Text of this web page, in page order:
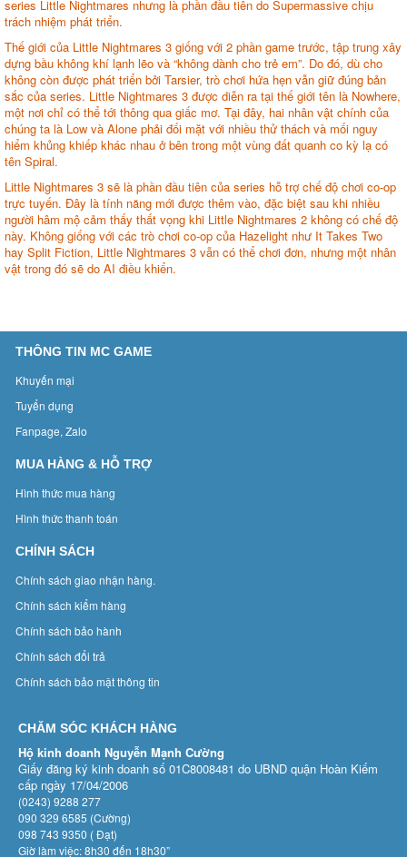
series Little Nightmares nhưng là phần đầu tiên do Supermassive chịu
trách nhiệm phát triển.
Thế giới của Little Nightmares 3 giống với 2 phần game trước, tập trung xây
dựng bầu không khí lạnh lẽo và “không dành cho trẻ em”. Do đó, dù cho
không còn được phát triển bởi Tarsier, trò chơi hứa hẹn vẫn giữ đúng bản
sắc của series. Little Nightmares 3 được diễn ra tại thế giới tên là Nowhere,
một nơi chỉ có thể tới thông qua giấc mơ. Tại đây, hai nhân vật chính của
chúng ta là Low và Alone phải đối mặt với nhiều thử thách và mối nguy
hiểm khủng khiếp khác nhau ở bên trong một vùng đất quanh co kỳ lạ có
tên Spiral.
Little Nightmares 3 sẽ là phần đầu tiên của series hỗ trợ chế độ chơi co-op
trực tuyến. Đây là tính năng mới được thêm vào, đặc biệt sau khi nhiều
người hâm mộ cảm thấy thất vọng khi Little Nightmares 2 không có chế độ
này. Không giống với các trò chơi co-op của Hazelight như It Takes Two
hay Split Fiction, Little Nightmares 3 vẫn có thể chơi đơn, nhưng một nhân
vật trong đó sẽ do AI điều khiển.
THÔNG TIN MC GAME
Khuyến mại
Tuyển dụng
Fanpage, Zalo
MUA HÀNG & HỖ TRỢ
Hình thức mua hàng
Hình thức thanh toán
CHÍNH SÁCH
Chính sách giao nhận hàng.
Chính sách kiểm hàng
Chính sách bảo hành
Chính sách đổi trả
Chính sách bảo mật thông tin
CHĂM SÓC KHÁCH HÀNG
Hộ kinh doanh Nguyễn Mạnh Cường
Giấy đăng ký kinh doanh số 01C8008481 do UBND quận Hoàn Kiếm
cấp ngày 17/04/2006
(0243) 9288 277
090 329 6585 (Cường)
098 743 9350 ( Đạt)
Giờ làm việc: 8h30 đến 18h30”